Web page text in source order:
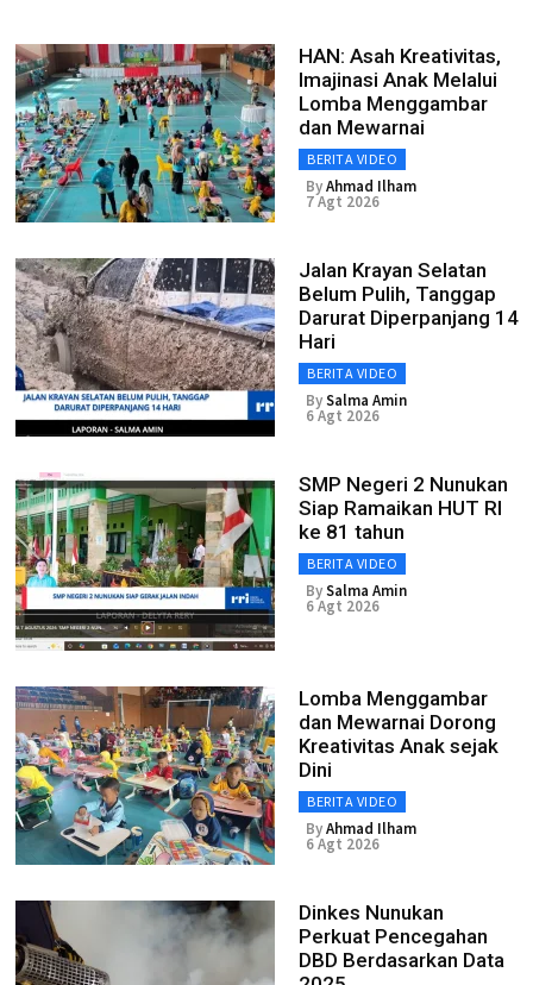
HAN: Asah Kreativitas,
Imajinasi Anak Melalui
Lomba Menggambar
dan Mewarnai
BERITA VIDEO
ByAhmad Ilham
7 Agt 2026
Jalan Krayan Selatan
Belum Pulih, Tanggap
Darurat Diperpanjang 14
Hari
BERITA VIDEO
BySalma Amin
6 Agt 2026
SMP Negeri 2 Nunukan
Siap Ramaikan HUT RI
ke 81 tahun
BERITA VIDEO
BySalma Amin
6 Agt 2026
Lomba Menggambar
dan Mewarnai Dorong
Kreativitas Anak sejak
Dini
BERITA VIDEO
ByAhmad Ilham
6 Agt 2026
Dinkes Nunukan
Perkuat Pencegahan
DBD Berdasarkan Data